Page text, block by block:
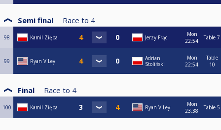
Semi final Race to 4
98 Kamil Zięba Jerzy Frąc
Mon
22:54
Table 7
99 Ryan V Ley
Adrian
Stoliński
Mon
22:54
Table
10
Final Race to 4
100 Kamil Zięba Ryan V Ley
Mon
23:38
Table 5